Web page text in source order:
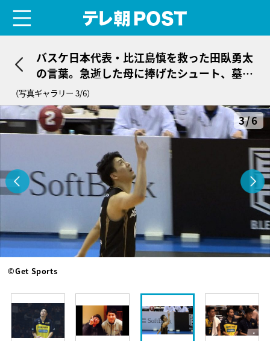
バスケ日本代表・比江島慎を救った田臥勇太
の言葉。急逝した母に捧げたシュート、墓前
で交わした“約束”
（写真ギャラリー 3/6）
3/6
©Get Sports